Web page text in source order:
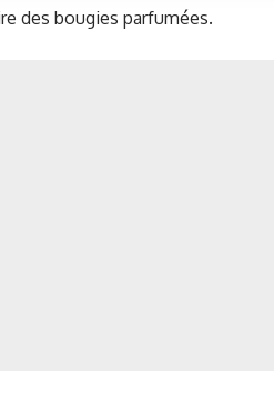
des bougies parfumées.